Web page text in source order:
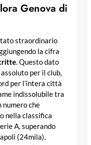
Genova di
straordinario
la cifra
. Questo dato
per il club,
per l’intera città
indissolubile tra
numero che
nella classifica
A, superando
(24mila),